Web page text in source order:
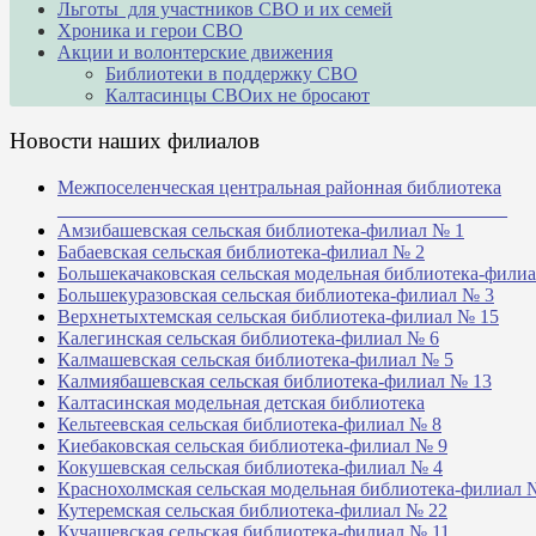
Льготы для участников СВО и их семей
Хроника и герои СВО
Акции и волонтерские движения
Библиотеки в поддержку СВО
Калтасинцы СВОих не бросают
Новости наших филиалов
Межпоселенческая центральная районная библиотека
Амзибашевская сельская библиотека-филиал № 1
Бабаевская сельская библиотека-филиал № 2
Большекачаковская сельская модельная библиотека-
Большекуразовская сельская библиотека-филиал № 3
Верхнетыхтемская сельская библиотека-филиал № 15
Калегинская сельская библиотека-филиал № 6
Калмашевская сельская библиотека-филиал № 5
Калмиябашевская сельская библиотека-филиал № 13
Калтасинская модельная детская библиотека
Кельтеевская сельская библиотека-филиал № 8
Киебаковская сельская библиотека-филиал № 9
Кокушевская сельская библиотека-филиал № 4
Краснохолмская сельская модельная библиотека-филиал
Кутеремская сельская библиотека-филиал № 22